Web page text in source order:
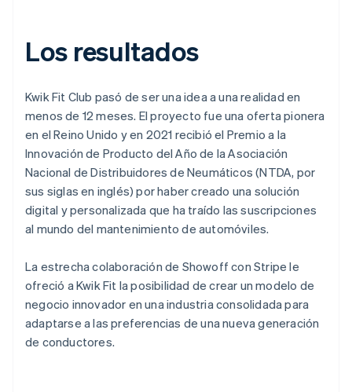
Los resultados
Kwik Fit Club pasó de ser una idea a una realidad en
menos de 12 meses. El proyecto fue una oferta pionera
en el Reino Unido y en 2021 recibió el Premio a la
Innovación de Producto del Año de la Asociación
Nacional de Distribuidores de Neumáticos (NTDA, por
sus siglas en inglés) por haber creado una solución
digital y personalizada que ha traído las suscripciones
al mundo del mantenimiento de automóviles.
La estrecha colaboración de Showoff con Stripe le
ofreció a Kwik Fit la posibilidad de crear un modelo de
negocio innovador en una industria consolidada para
adaptarse a las preferencias de una nueva generación
de conductores.